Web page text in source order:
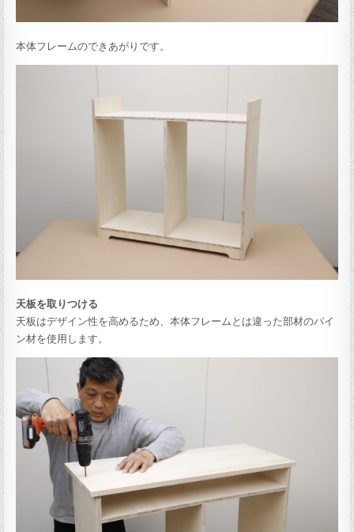
本体フレームのできあがりです。
天板を取りつける
天板はデザイン性を高めるため、本体フレームとは違った部材のパイ
ン材を使用します。